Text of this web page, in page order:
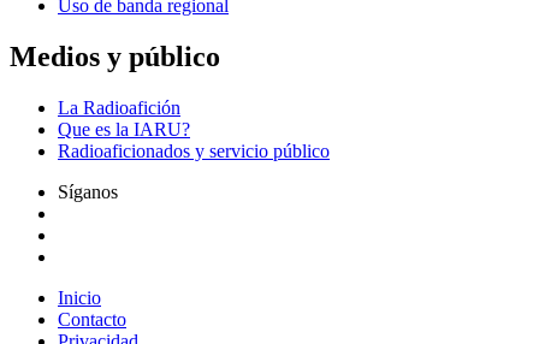
Uso de banda regional
Medios y público
La Radioafición
Que es la IARU?
Radioaficionados y servicio público
Síganos
Inicio
Contacto